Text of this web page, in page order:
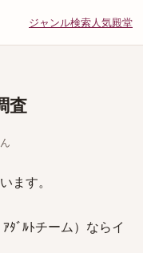
ジャンル検索人気殿堂
査
ます。
ﾀﾞﾙﾄチーム）ならイ